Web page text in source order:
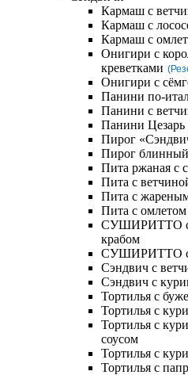
Кармаш с
Кармаш с
Кармаш с
Онигири с
креветками
Онигири с
Панини по-
Панини с
Панини
Пирог
Пирог блинный
Пита ржаная с
Пита с
Пита с
Пита с
СУШИРИТТО с
крабом
СУШИРИТТО с
Сэндвич с
Сэндвич с
Тортилья с
Тортилья с
Тортилья с
соусом
Тортилья с
Тортилья с